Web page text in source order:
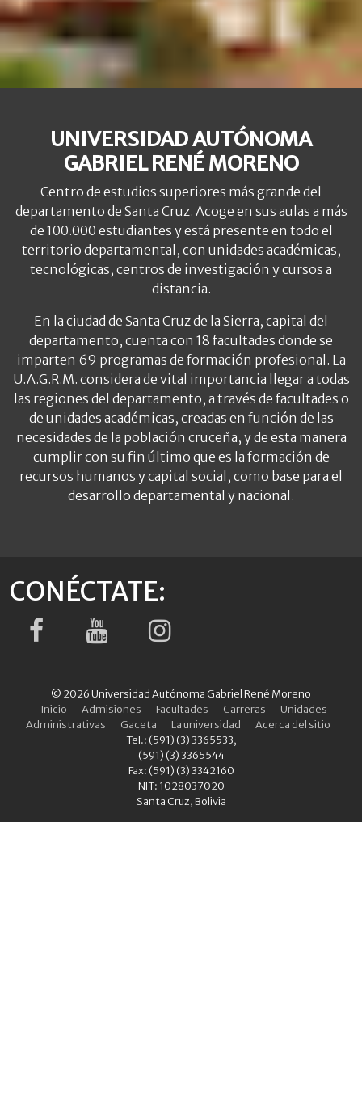
UNIVERSIDAD AUTÓNOMA
GABRIEL RENÉ MORENO
Centro de estudios superiores más grande del
departamento de Santa Cruz. Acoge en sus aulas a más
de 100.000 estudiantes y está presente en todo el
territorio departamental, con unidades académicas,
tecnológicas, centros de investigación y cursos a
distancia.
En la ciudad de Santa Cruz de la Sierra, capital del
departamento, cuenta con 18 facultades donde se
imparten 69 programas de formación profesional. La
U.A.G.R.M. considera de vital importancia llegar a todas
las regiones del departamento, a través de facultades o
de unidades académicas, creadas en función de las
necesidades de la población cruceña, y de esta manera
cumplir con su fin último que es la formación de
recursos humanos y capital social, como base para el
desarrollo departamental y nacional.
CONÉCTATE:
© 2026 Universidad Autónoma Gabriel René Moreno
Inicio
Admisiones Facultades Carreras
Unidades
Administrativas
Gaceta La universidad
Acerca del sitio
Tel.: (591) (3) 3365533,
(591) (3) 3365544
Fax: (591) (3) 3342160
NIT: 1028037020
Santa Cruz, Bolivia